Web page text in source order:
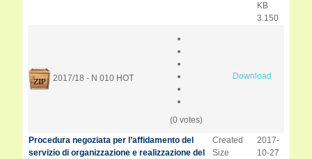
KB
3.150
2017/18 - N 010 HOT
(0 votes)
Download
Procedura negoziata per l’affidamento del
servizio di organizzazione e realizzazione del
Created
Size
2017-
10-27